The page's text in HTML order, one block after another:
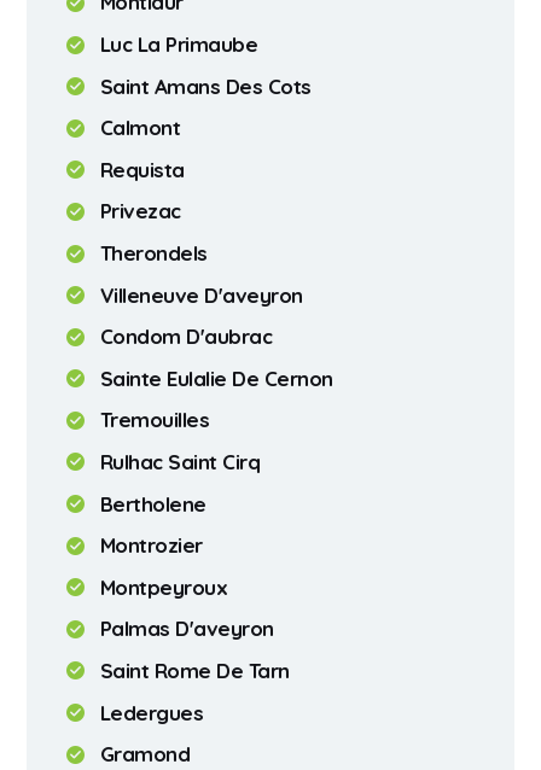
Luc La Primaube
Saint Amans Des Cots
Calmont
Requista
Privezac
Therondels
Villeneuve D'aveyron
Condom D'aubrac
Sainte Eulalie De Cernon
Tremouilles
Rulhac Saint Cirq
Bertholene
Montrozier
Montpeyroux
Palmas D'aveyron
Saint Rome De Tarn
Ledergues
Gramond